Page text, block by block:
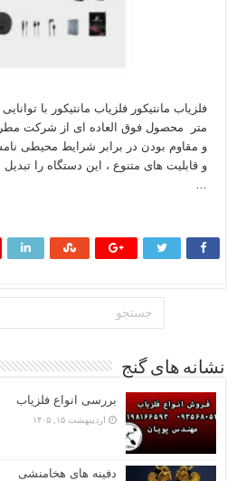
متر محصول فوق العاده ای از شرکت
و مقاوم بودن در برابر شرایط محیطی
و قابلیت های متنوع ، این دستگاه را
نشانه های گنج
بررسی انواع فلزیاب
اردیبهشت ۱۵, ۱۴۰۵
دفینه های هخامنشی